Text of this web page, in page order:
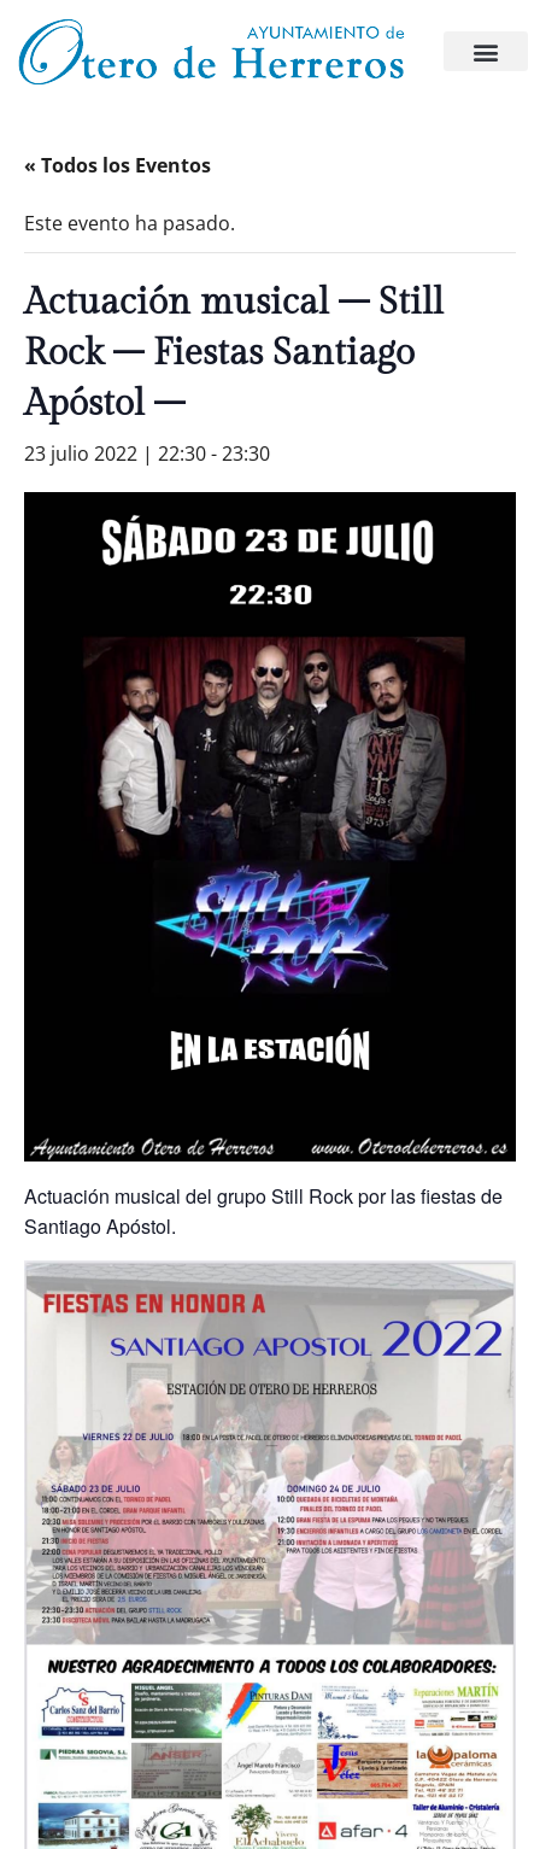
« Todos los Eventos
Este evento ha pasado.
Actuación musical – Still
Rock – Fiestas Santiago
Apóstol –
23 julio 2022 | 22:30-23:30
Actuación musical del grupo Still Rock por las fiestas de
Santiago Apóstol.